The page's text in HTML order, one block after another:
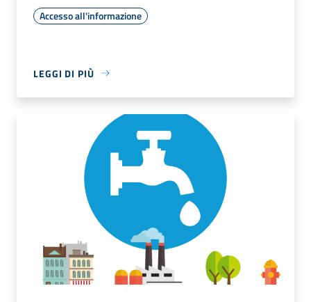
Accesso all'informazione
LEGGI DI PIÙ